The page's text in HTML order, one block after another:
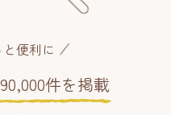
便利に
件を掲載